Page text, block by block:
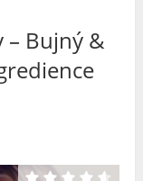
– Bujný &